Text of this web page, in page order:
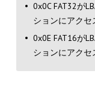
0x0C FAT32が
ションにアクセ
0x0E FAT16が
ションにアクセ